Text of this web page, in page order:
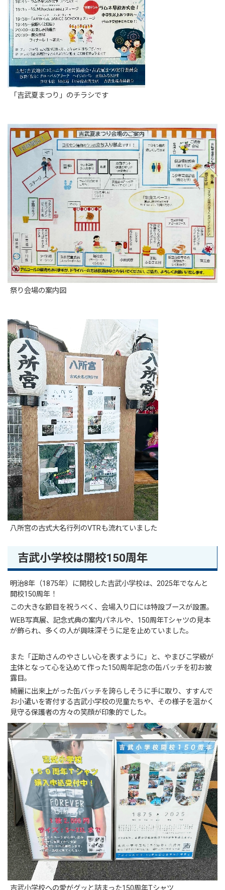
「吉武夏まつり」のチラシです
祭り会場の案内図
八所宮の古式大名行列のVTRも流れていました
吉武小学校は開校150周年
明治8年（1875年）に開校した吉武小学校は、2025年でなんと
開校150周年！
この大きな節目を祝うべく、会場入り口には特設ブースが設置。
WEB写真展、記念式典の案内パネルや、150周年Tシャツの見本
が飾られ、多くの人が興味深そうに足を止めていました。
また「正助さんのやさしい心を表すように」と、やまびこ学級が
主体となって心を込めて作った150周年記念の缶バッチを初お披
露目。
綺麗に出来上がった缶バッチを誇らしそうに手に取り、すすんで
お小遣いを寄付する吉武小学校の児童たちや、その様子を温かく
見守る保護者の方々の笑顔が印象的でした。